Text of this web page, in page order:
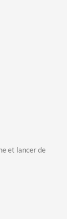
et lancer de